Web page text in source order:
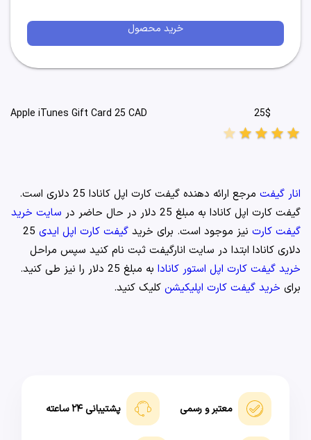
25$
Apple iTunes Gift Card 25 CAD
star
star
star
star
star
انار گيفت
مرجع ارائه دهنده گیفت کارت اپل کانادا 25 دلاری است.
گیفت کارت اپل کانادا به مبلغ 25 دلار در حال حاضر در
سایت خرید
گیفت کارت نیز موجود است. برای خرید گیفت کارت اپل ایدی 25
دلاری کانادا ابتدا در سایت انارگیفت ثبت نام کنید سپس مراحل
خرید گیفت کارت اپل استور کانادا
به مبلغ 25 دلار را نیز طی کنید.
برای خرید گیفت کارت اپلیکیشن کلیک کنید.
معتبر و رسمی پشتیبانی ۲۴ ساعته
خرید محصول